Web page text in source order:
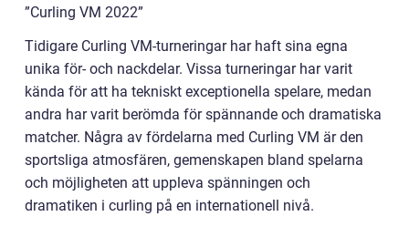
”Curling VM 2022”
Tidigare Curling VM-turneringar har haft sina egna
unika för- och nackdelar. Vissa turneringar har varit
kända för att ha tekniskt exceptionella spelare, medan
andra har varit berömda för spännande och dramatiska
matcher. Några av fördelarna med Curling VM är den
sportsliga atmosfären, gemenskapen bland spelarna
och möjligheten att uppleva spänningen och
dramatiken i curling på en internationell nivå.